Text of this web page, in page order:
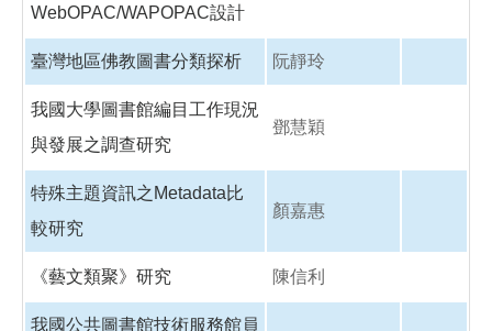
WebOPAC/WAPOPAC設計
臺灣地區佛教圖書分類探析 阮靜玲
我國大學圖書館編目工作現況
與發展之調查研究
鄧慧穎
特殊主題資訊之Metadata比
較研究
顏嘉惠
《藝文類聚》研究 陳信利
我國公共圖書館技術服務館員